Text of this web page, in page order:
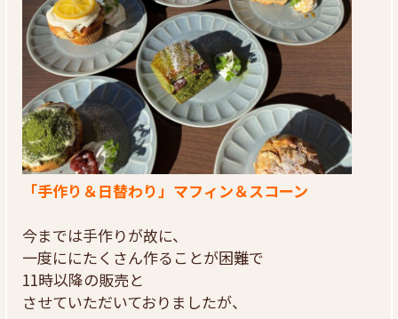
「手作り＆日替わり」マフィン＆スコーン
今までは手作りが故に、
一度ににたくさん作ることが困難で
11時以降の販売と
させていただいておりましたが、